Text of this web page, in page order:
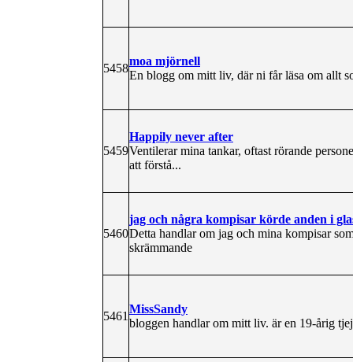
5458
moa mjörnell
En blogg om mitt liv, där ni får läsa om allt
5459
Happily never after
Ventilerar mina tankar, oftast rörande
att förstå...
5460
jag och några kompisar körde anden i
Detta handlar om jag och mina kompisar
skrämmande
5461
MissSandy
bloggen handlar om mitt liv. är en 19-årig